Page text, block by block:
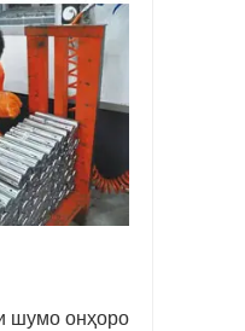
шумо онҳоро